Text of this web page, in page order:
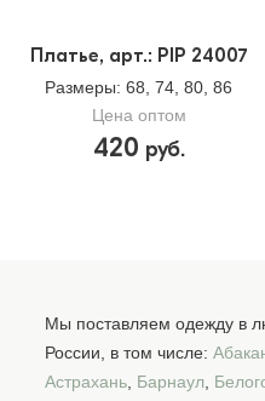
Платье, арт.: PIP 24007
Размеры: 68, 74, 80, 86
Цена оптом
420 руб.
Мы поставляем одежду в
России, в том числе:
Астрахань Барнаул